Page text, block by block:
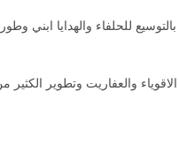
للحلفاء والهدايا ابني وطور
اكثر من 30 جندي بالاضافه الى الوحوش الاقوياء والعفاريت